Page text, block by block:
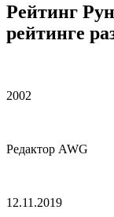
Рейтинг
рейтинге
2002
Редактор AWG
12.11.2019